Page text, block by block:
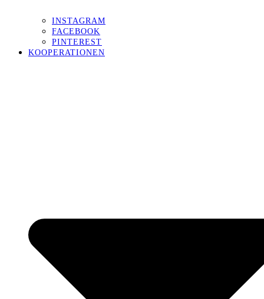
INSTAGRAM
FACEBOOK
PINTEREST
KOOPERATIONEN